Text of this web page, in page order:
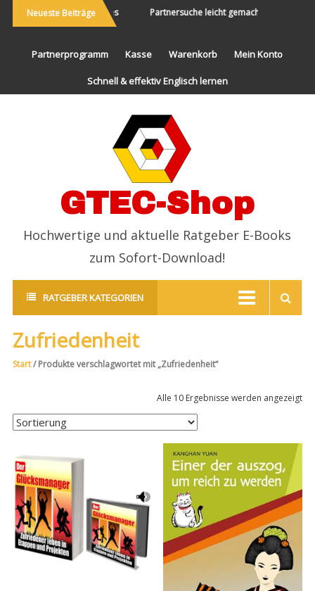
Neueste Beiträge
Welt bereisen und Neues Partnersuche leicht gemacht
Partnerprogramm Kasse Warenkorb Mein Konto
Schnell & effektiv Englisch lernen
GTEC-Shop
Hochwertige und aktuelle Ratgeber E-Books
zum Sofort-Download!
RATGEBER KATEGORIEN
Zufriedenheit
Start/ Produkte verschlagwortet mit „Zufriedenheit“
Alle 10 Ergebnisse werden angezeigt